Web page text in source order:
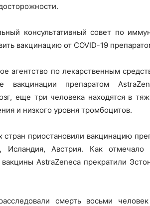
консультативный совет по
вакцинацию от COVID-19
агентство по лекарственным
вакцинации препаратом
еще три человека находятся в
и низкого уровня тромбоцитов.
стран приостановили вакцинацию
Исландия, Австрия. Как отмечало
AstraZeneca прекратили
смерть восьми